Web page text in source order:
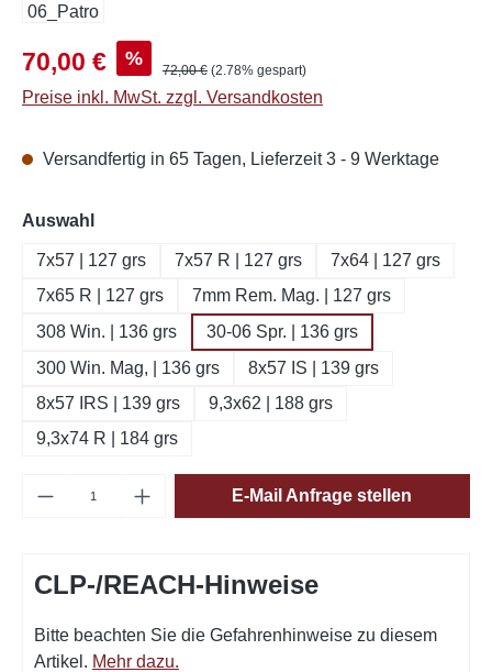
Verkaufspreis:
70,00 € % Regulärer Preis:
72,00 € (2.78% gespart)
Preise inkl. MwSt. zzgl. Versandkosten
Versandfertig in 65 Tagen, Lieferzeit 3 - 9 Werktage
Auswahl auswählen
7x57 | 127 grs 7x57 R | 127 grs
7x64 | 127 grs
7x65 R | 127 grs
7mm Rem. Mag. | 127 grs
308 Win. | 136 grs
30-06 Spr. | 136 grs
300 Win. Mag, | 136 grs
8x57 IS | 139 grs
8x57 IRS | 139 grs
9,3x62 | 188 grs
9,3x74 R | 184 grs
Produkt Anzahl: Gib den gewünschten
E-Mail Anfrage stellen
CLP-/REACH-Hinweise
Bitte beachten Sie die Gefahrenhinweise zu diesem
Artikel. Mehr dazu.